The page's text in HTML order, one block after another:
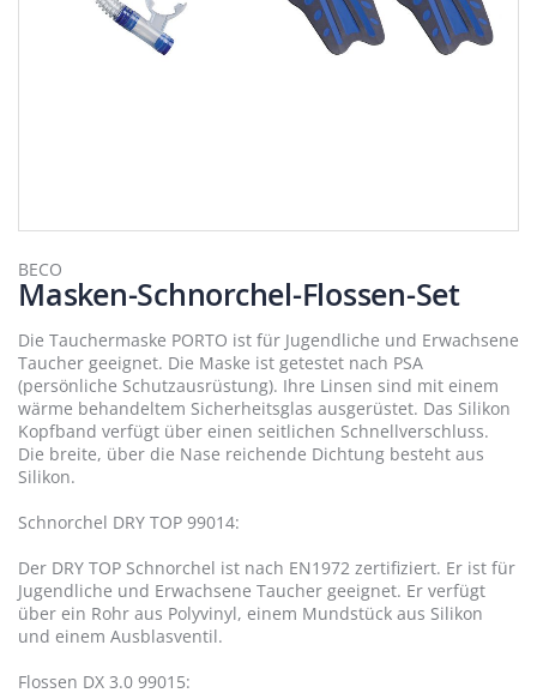
Anfang
der
Bildergalerie
springen
BECO
Masken-Schnorchel-Flossen-Set
Die Tauchermaske PORTO ist für Jugendliche und Erwachsene
Taucher geeignet. Die Maske ist getestet nach PSA
(persönliche Schutzausrüstung). Ihre Linsen sind mit einem
wärme behandeltem Sicherheitsglas ausgerüstet. Das Silikon
Kopfband verfügt über einen seitlichen Schnellverschluss.
Die breite, über die Nase reichende Dichtung besteht aus
Silikon.
Schnorchel DRY TOP 99014:
Der DRY TOP Schnorchel ist nach EN1972 zertifiziert. Er ist für
Jugendliche und Erwachsene Taucher geeignet. Er verfügt
über ein Rohr aus Polyvinyl, einem Mundstück aus Silikon
und einem Ausblasventil.
Flossen DX 3.0 99015: